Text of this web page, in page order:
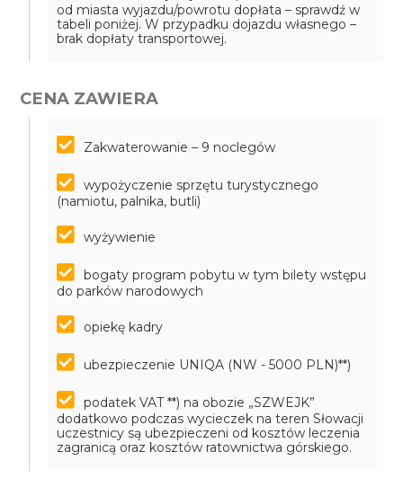
od miasta wyjazdu/powrotu dopłata – sprawdź w
tabeli poniżej. W przypadku dojazdu własnego –
brak dopłaty transportowej.
CENA ZAWIERA
Zakwaterowanie – 9 noclegów
wypożyczenie sprzętu turystycznego
(namiotu, palnika, butli)
wyżywienie
bogaty program pobytu w tym bilety wstępu
do parków narodowych
opiekę kadry
ubezpieczenie UNIQA (NW - 5000 PLN)**)
podatek VAT **) na obozie „SZWEJK”
dodatkowo podczas wycieczek na teren Słowacji
uczestnicy są ubezpieczeni od kosztów leczenia
zagranicą oraz kosztów ratownictwa górskiego.